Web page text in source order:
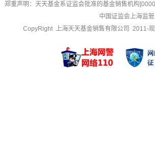
郑重声明： 天天基金系证监会批准的基金销售机构
中国证监会上海监
CopyRight 上海天天基金销售有限公司 2011-